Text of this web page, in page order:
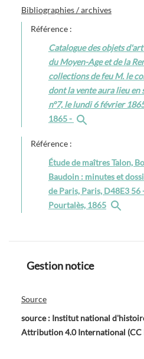
Bibliographies / archives
Référence :
Catalogue des objets
du Moyen-Age et de la
collections de feu M. le
dont la vente aura lieu en
n°7, le lundi 6 février
1865 -
Référence :
Étude de maîtres Talon,
Baudoin : minutes et
de Paris, Paris, D48E3
Pourtalès, 1865
Gestion notice
Source
source : Institut national
Attribution 4.0 International (CC